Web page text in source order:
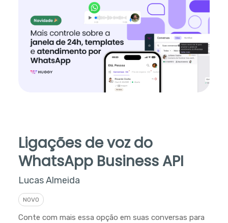
Ligações de voz do
WhatsApp Business API
Lucas Almeida
NOVO
Conte com mais essa opção em suas conversas para